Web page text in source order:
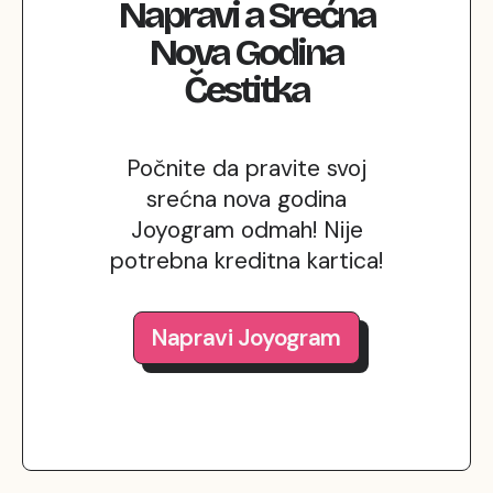
NapraviaSrećna
Nova Godina
Čestitka
Počnite da pravite svoj
srećna nova godina
Joyogram odmah! Nije
potrebna kreditna kartica!
Napravi Joyogram